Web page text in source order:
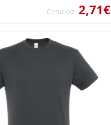
Cena od 2,71€